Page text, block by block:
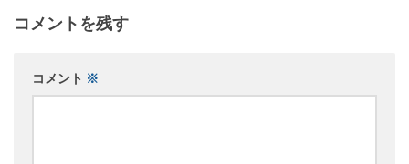
コメントを残す
コメント ※